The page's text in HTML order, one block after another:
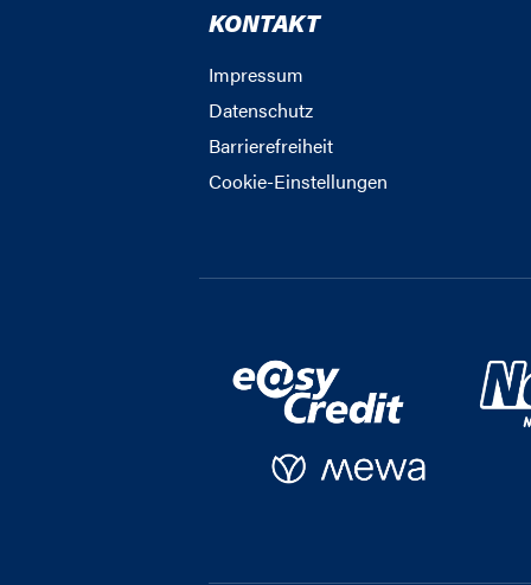
KONTAKT
Impressum
Datenschutz
Barrierefreiheit
Cookie-Einstellungen